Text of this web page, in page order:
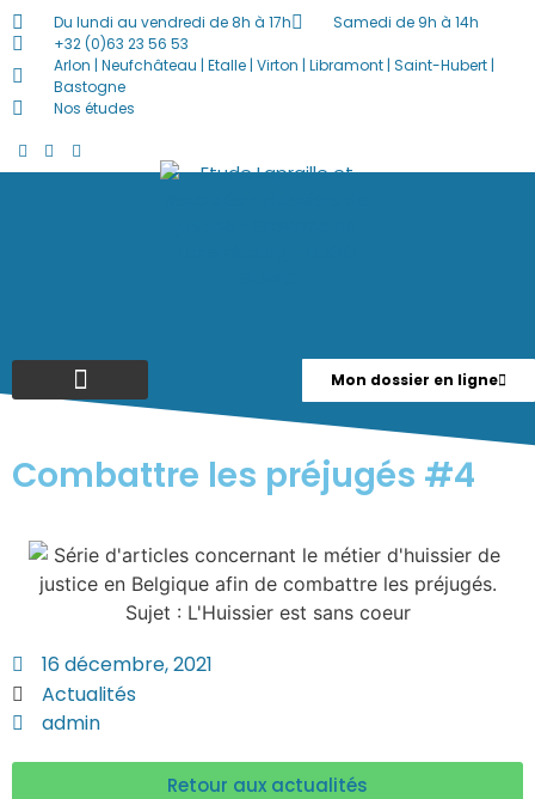
Du lundi au vendredi de 8h à 17h
Samedi de 9h à 14h
+32 (0)63 23 56 53
Arlon | Neufchâteau | Etalle | Virton | Libramont | Saint-Hubert |
Bastogne
Nos études
Mon dossier en ligne
Combattre les préjugés #4
16 décembre, 2021
Actualités
admin
Retour aux actualités